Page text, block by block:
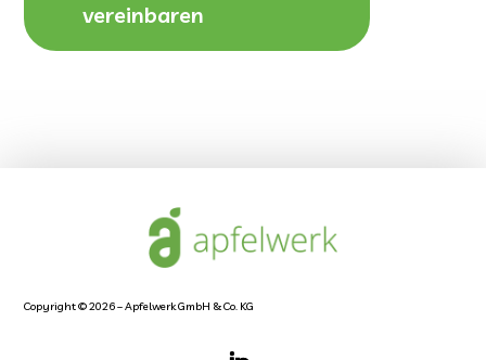
vereinbaren
Copyright © 2026 – Apfelwerk GmbH & Co. KG